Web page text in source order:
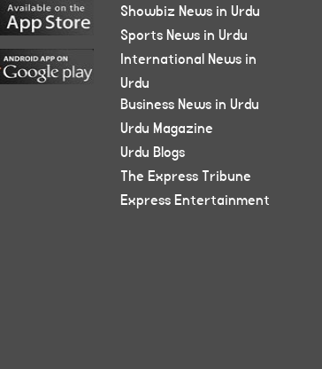
Showbiz News in Urdu
Sports News in Urdu
International News in
Urdu
Business News in Urdu
Urdu Magazine
Urdu Blogs
The Express Tribune
Express Entertainment